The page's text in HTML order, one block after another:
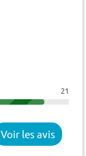
21
Voir les avis